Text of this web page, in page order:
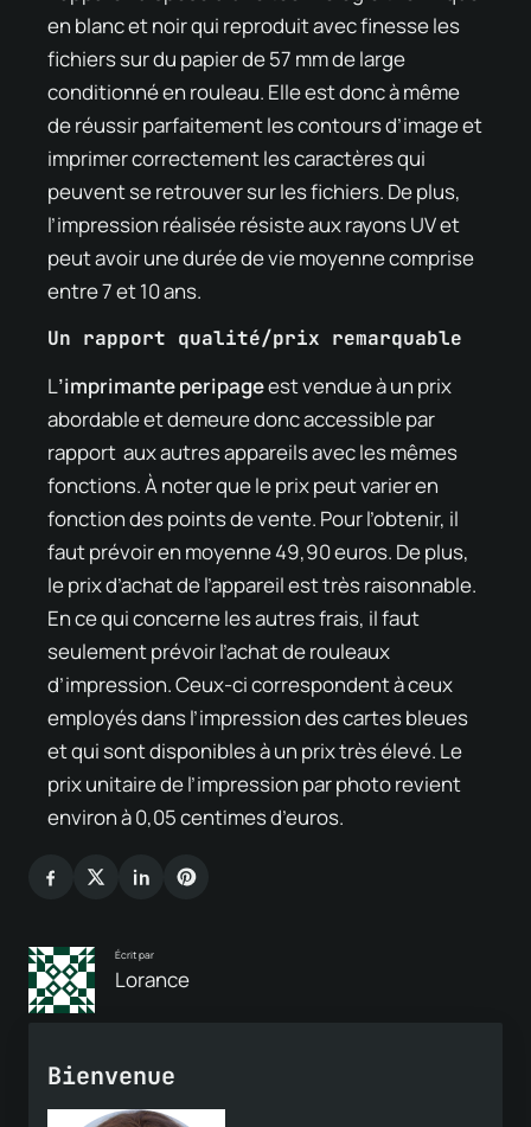
en blanc et noir qui reproduit avec finesse les
fichiers sur du papier de 57 mm de large
conditionné en rouleau. Elle est donc à même
de réussir parfaitement les contours d’image et
imprimer correctement les caractères qui
peuvent se retrouver sur les fichiers. De plus,
l’impression réalisée résiste aux rayons UV et
peut avoir une durée de vie moyenne comprise
entre 7 et 10 ans.
Un rapport qualité/prix remarquable
L’imprimante peripageest vendue à un prix
abordable et demeure donc accessible par
rapport aux autres appareils avec les mêmes
fonctions. À noter que le prix peut varier en
fonction des points de vente. Pour l’obtenir, il
faut prévoir en moyenne 49,90 euros. De plus,
le prix d’achat de l’appareil est très raisonnable.
En ce qui concerne les autres frais, il faut
seulement prévoir l’achat de rouleaux
d’impression. Ceux-ci correspondent à ceux
employés dans l’impression des cartes bleues
et qui sont disponibles à un prix très élevé. Le
prix unitaire de l’impression par photo revient
environ à 0,05 centimes d’euros.
Écrit par
Lorance
Bienvenue